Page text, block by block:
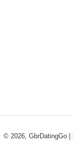
© 2026, GbrDatingGo |